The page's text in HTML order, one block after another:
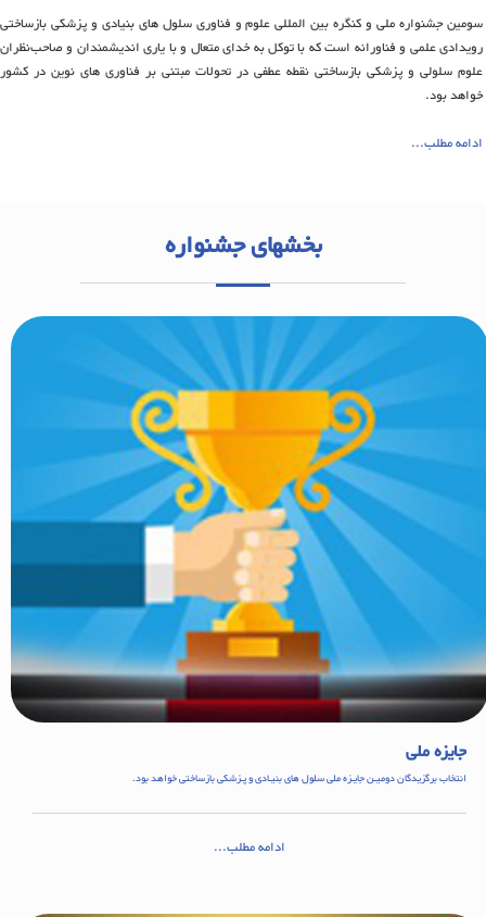
سومین جشنواره ملی و کنگره بین المللی علوم و فناوری سلول های بنیادی و پزشکی بازساختی
رویدادی علمی و فناورانه است که با توکل به خدای متعال و با یاری اندیشمندان و صاحب‌نظران
علوم سلولی و پزشکی بازساختی نقطه عطفی در تحولات مبتنی بر فناوری های نوین در کشور
خواهد بود.
ادامه مطلب...
بخشهای جشنواره
جایزه ملی
انتخاب برگزیدگان دومیـن جایـزه ملی سلول های بنیـادی و پـزشکی بازساختی خواهد بود.
ادامه مطلب...